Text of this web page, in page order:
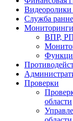
Служба
Мониторинги
ВПР,
Проверки
области